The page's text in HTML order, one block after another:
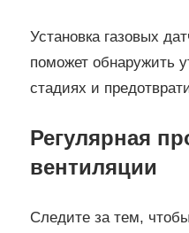
Установка газовых
поможет обнаружить
стадиях и
Регулярная
вентиляции
Следите за тем,